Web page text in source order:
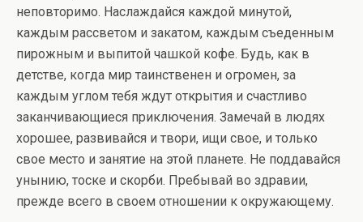
неповторимо. Наслаждайся каждой минутой,
каждым рассветом и закатом, каждым съеденным
пирожным и выпитой чашкой кофе. Будь, как в
детстве, когда мир таинственен и огромен, за
каждым углом тебя ждут открытия и счастливо
заканчивающиеся приключения. Замечай в людях
хорошее, развивайся и твори, ищи свое, и только
свое место и занятие на этой планете. Не поддавайся
унынию, тоске и скорби. Пребывай во здравии,
прежде всего в своем отношении к окружающему.